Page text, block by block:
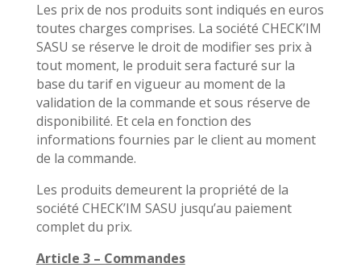
Les prix de nos produits sont indiqués en euros
toutes charges comprises. La société CHECK’IM
SASU se réserve le droit de modifier ses prix à
tout moment, le produit sera facturé sur la
base du tarif en vigueur au moment de la
validation de la commande et sous réserve de
disponibilité. Et cela en fonction des
informations fournies par le client au moment
de la commande.
Les produits demeurent la propriété de la
société CHECK’IM SASU jusqu’au paiement
complet du prix.
Article 3 – Commandes